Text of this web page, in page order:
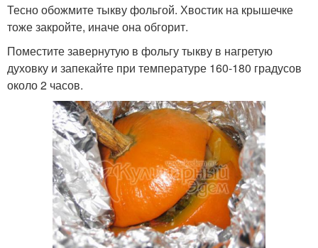
Тесно обожмите тыкву фольгой. Хвостик на крышечке
тоже закройте, иначе она обгорит.
Поместите завернутую в фольгу тыкву в нагретую
духовку и запекайте при температуре 160-180 градусов
около 2 часов.